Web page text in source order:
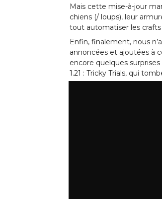
Mais cette mise-à-jour
chiens (/ loups), leur
tout automatiser les crafts
Enfin, finalement, nous
annoncées et ajoutées à
encore quelques
1.21 : Tricky Trials, qui